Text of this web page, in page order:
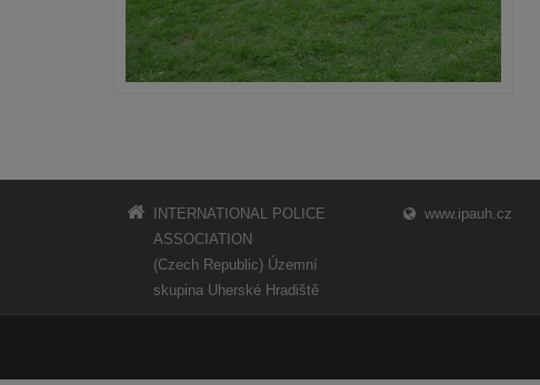
INTERNATIONAL POLICE
ASSOCIATION
(Czech Republic) Územní
skupina Uherské Hradiště
www.ipauh.cz